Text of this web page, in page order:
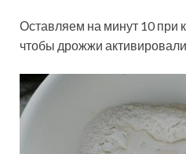
Оставляем на минут 10 при
чтобы дрожжи